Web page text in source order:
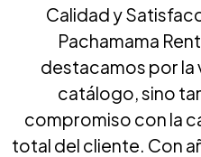
Calidad y
Pachamama
destacamos por la
catálogo, sino
compromiso con la
total del cliente. Con